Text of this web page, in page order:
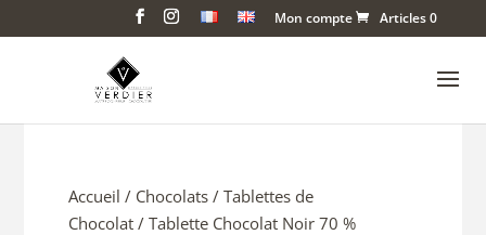
Mon compte Articles 0
Accueil / Chocolats/ Tablettes de
Chocolat/ Tablette Chocolat Noir 70 %